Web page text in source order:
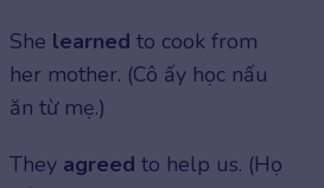
She learned to cook from
her mother. (Cô ấy học nấu
ăn từ mẹ.)
They agreed to help us. (Họ